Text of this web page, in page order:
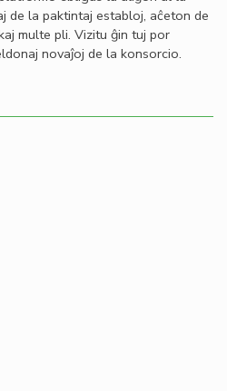
de la paktintaj establoj, aĉeton de
multe pli. Vizitu ĝin tuj por
novaĵoj de la konsorcio.